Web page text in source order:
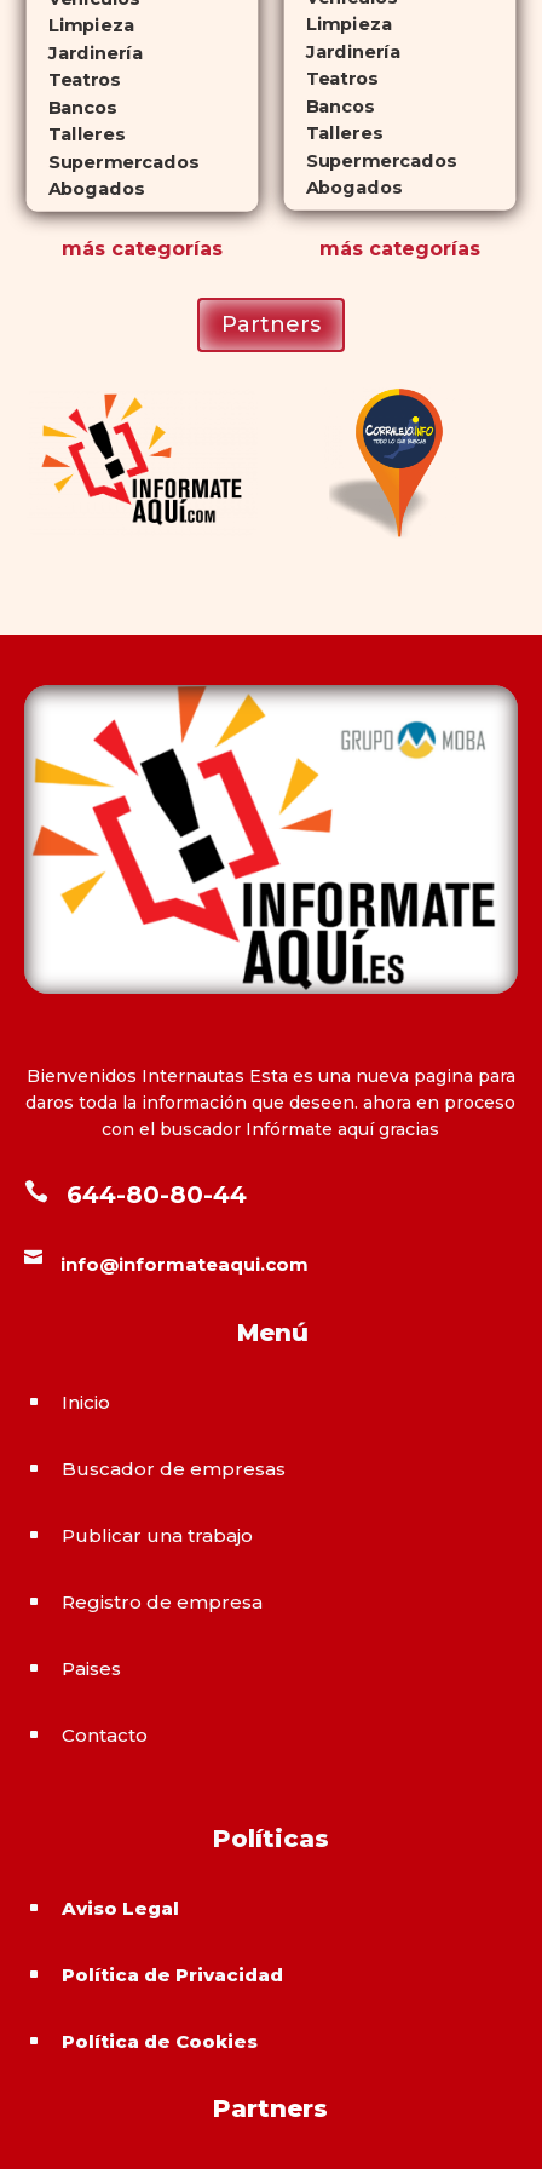
atractiva para quienes no desean
planificar sus actividades
románticas con antelación.
Limpieza
Jardinería
Teatros
Bancos
Talleres
Supermercados
Abogados
más categorías
Limpieza
Jardinería
Teatros
Bancos
Talleres
Supermercados
Abogados
máscategorías
Partners
Bienvenidos Internautas Esta es una nueva pagina para
daros toda la información que deseen. ahora en proceso
con el buscador Infórmate aquí gracias
 644-80-80-44
 info@informateaqui.com
Menú
^ Inicio
^ Buscador de empresas
^ Publicar una trabajo
^ Registro de empresa
^ Paises
^ Contacto
Políticas
^ Aviso Legal
^ Política de Privacidad
^ Política de Cookies
Partners